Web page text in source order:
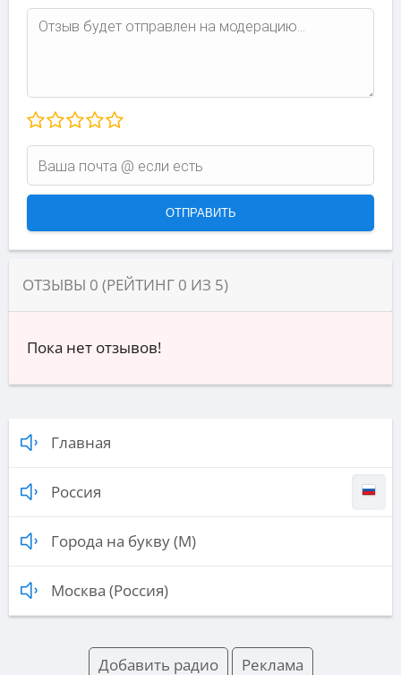
ОТЗЫВЫ 0 (РЕЙТИНГ 0 ИЗ 5)
Пока нет отзывов!
Главная
Россия
Города на букву (М)
Москва (Россия)
Добавить радио Реклама